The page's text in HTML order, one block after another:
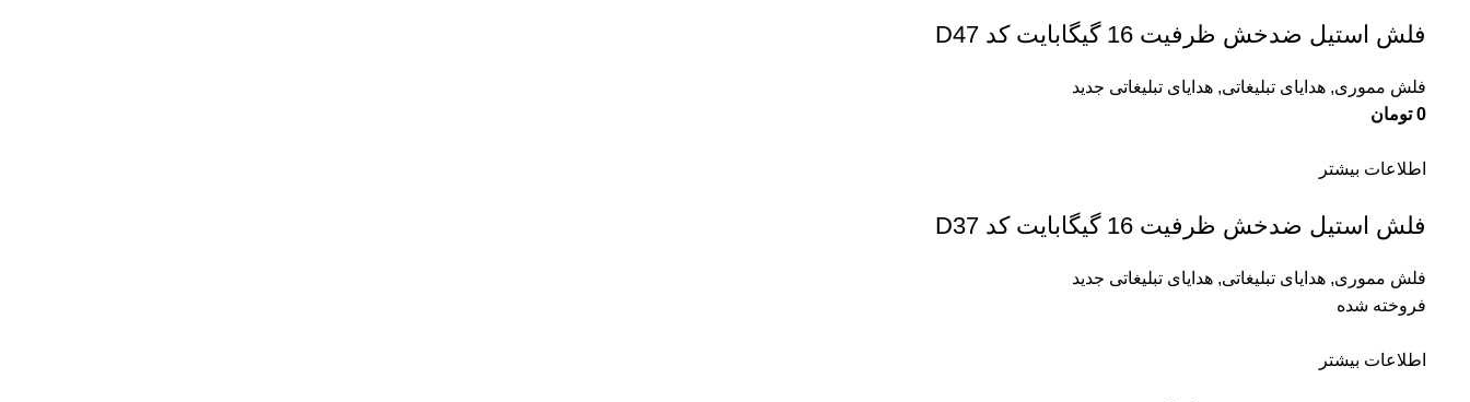
فلش استیل ضدخش ظرفیت 16 گیگابایت کد D47
فلش مموری, هدایای تبلیغاتی, هدایای تبلیغاتی جدید
0 تومان
اطلاعات بیشتر
فلش استیل ضدخش ظرفیت 16 گیگابایت کد D37
فلش مموری, هدایای تبلیغاتی, هدایای تبلیغاتی جدید
فروخته شده
اطلاعات بیشتر